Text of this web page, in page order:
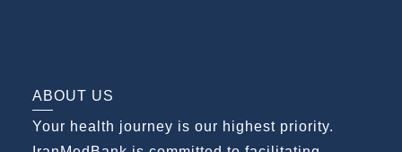
ABOUT US
Your health journey is our highest priority.